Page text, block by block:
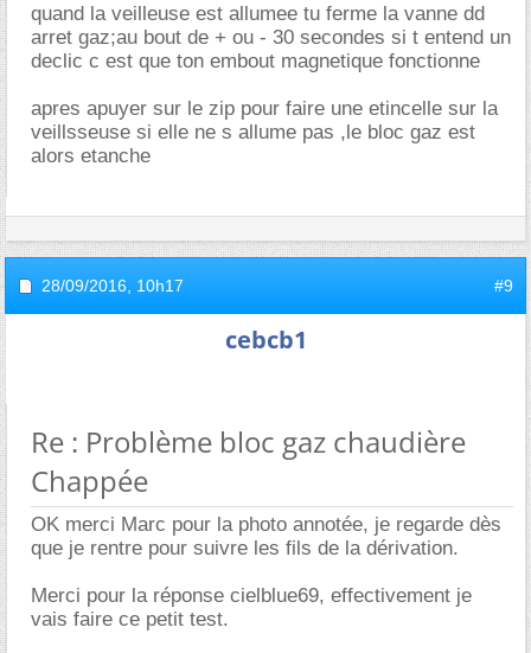
quand la veilleuse est allumee tu ferme la vanne dd
arret gaz;au bout de + ou - 30 secondes si t entend un
declic c est que ton embout magnetique fonctionne
apres apuyer sur le zip pour faire une etincelle sur la
veillsseuse si elle ne s allume pas ,le bloc gaz est
alors etanche
28/09/2016, 10h17 #9
cebcb1
Re : Problème bloc gaz chaudière
Chappée
OK merci Marc pour la photo annotée, je regarde dès
que je rentre pour suivre les fils de la dérivation.
Merci pour la réponse cielblue69, effectivement je
vais faire ce petit test.